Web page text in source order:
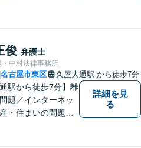
軽にご相談くださ
場近く】
俊 弁護士
中村法律事務所
名古屋市東区 久屋大通駅 から徒歩7分
通駅から徒歩7分】離
題／インターネッ
・住まいの問題に
詳細を見
る